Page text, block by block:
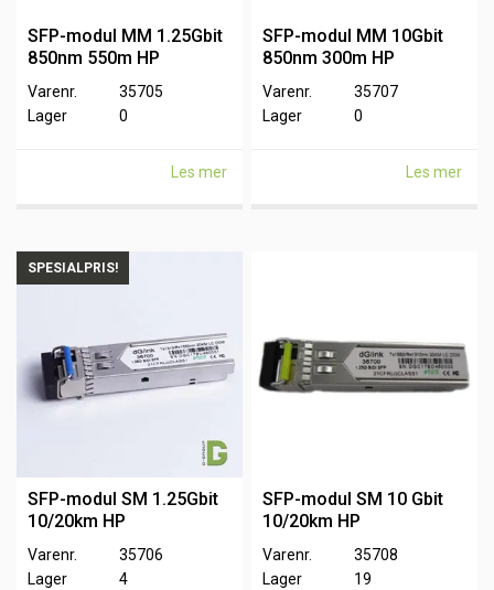
SFP-modul MM 1.25Gbit
850nm 550m HP
Varenr.
35705
Lager
0
Les mer
SFP-modul MM 10Gbit
850nm 300m HP
Varenr.
35707
Lager
0
Les mer
SPESIALPRIS!
SFP-modul SM 1.25Gbit
10/20km HP
Varenr.
35706
Lager
4
SFP-modul SM 10 Gbit
10/20km HP
Varenr.
35708
Lager
19